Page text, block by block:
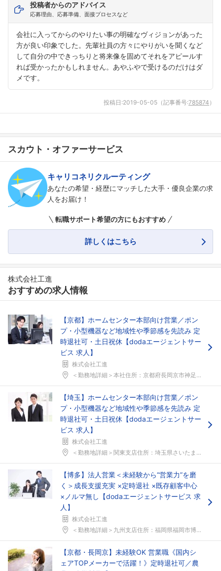
投稿者からのアドバイス
応募理由、応募準備、面接プロセスなど
会社に入ってからのやりたい事の明確なヴィジョンがあった
方が良い印象でした。先輩社員の方々にやりがいを聞くなど
して自分の中できっちりと将来像を固めてそれをアピールす
れば受かったかもしれません。あやふやで受けるのだけはダ
メです。
投稿日:2019-05-05 （記事番号:785874 ）
スカウト・オファーサービス
キャリコネリクルーティング
あなたの希望・経歴にマッチした大手・優良企業の求
人をお届け！
転職サポート希望の方にもおすすめ
詳しくはこちら
株式会社工進
おすすめの求人情報
【京都】ホームセンター本部向け営業／ポン
プ・小型機器など地域性や季節感を先読み 定
時退社可・土日祝休【dodaエージェントサー
ビス 求人】
株式会社工進
＜勤務地詳細＞本社住所：京都府長岡京市神足上八ノ坪...
【埼玉】ホームセンター本部向け営業／ポン
プ・小型機器など地域性や季節感を先読み 定
時退社可・土日祝休【dodaエージェントサー
ビス 求人】
株式会社工進
＜勤務地詳細＞関東支店住所：埼玉県さいたま市北区本...
【博多】法人営業＜未経験から“営業力”を磨
く＞成長支援充実 ×定時退社 ×既存顧客中心
×ノルマ無し【dodaエージェントサービス 求
人】
株式会社工進
＜勤務地詳細＞九州支店住所：福岡県福岡市博多区東那...
【京都・長岡京】未経験OK 営業職《国内シ
ェアTOPメーカーで活躍！》定時退社可／農